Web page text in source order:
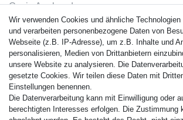
Casio Armband
Festina Armband
Citizen Armband
M. Lacroix Armband
J. Lemans Armband
Uhrenarmbänder - Alle
Sicherheit
Wir verwenden Cookies und ähnliche
und verarbeiten personenbezogene Daten von
Webseite (z.B. IP-Adresse), um z.B. Inhalte und
personalisieren, Medien von Drittanbietern
unsere Website zu analysieren. Die
gesetzte Cookies. Wir teilen diese Daten mit
Einstellungen benennen.
Die Datenverarbeitung kann mit Einwilligung oder
berechtigten Interesses erfolgen. Die Zustimmung